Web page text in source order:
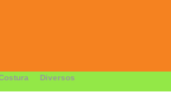
Diversos